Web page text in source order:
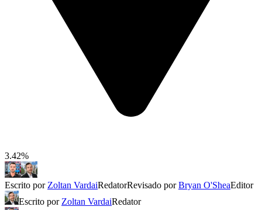
3.42%
Escrito por Zoltan VardaiRedatorRevisado porBryan O'SheaEditor
Escrito por Zoltan VardaiRedator